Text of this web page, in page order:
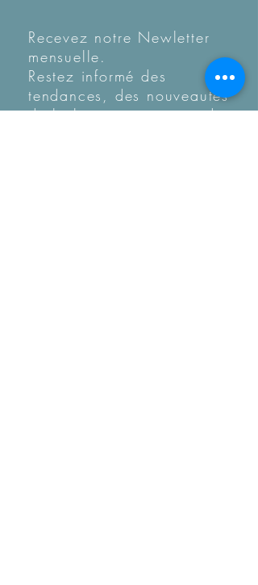
Recevez notre Newletter
mensuelle.
Restez informé des
tendances, des nouveautés
de la boutique et coup de